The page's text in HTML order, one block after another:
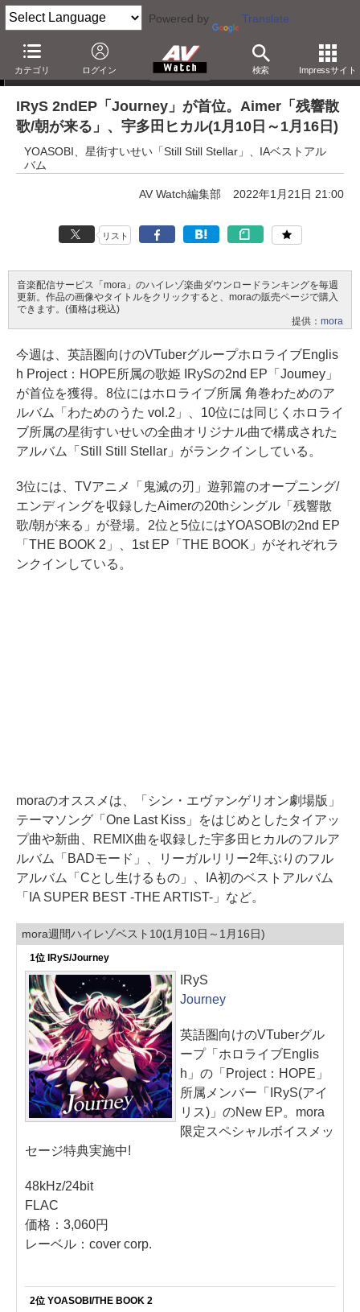
Powered by Translate
カテゴリ ログイン 検索 Impressサイト
mora週間ハイレゾベスト10
IRyS 2ndEP「Journey」が首位。Aimer「残響散
歌/朝が来る」、宇多田ヒカル(1月10日～1月16日)
YOASOBI、星街すいせい「Still Still Stellar」、IAベストアル
バム
AV Watch編集部 2022年1月21日 21:00
リスト
音楽配信サービス「mora」のハイレゾ楽曲ダウンロードランキングを毎週
更新。作品の画像やタイトルをクリックすると、moraの販売ページで購入
できます。(価格は税込)
提供：mora
今週は、英語圏向けのVTuberグループホロライブEnglis
h Project：HOPE所属の歌姫 IRySの2nd EP「Journey」
が首位を獲得。8位にはホロライブ所属 角巻わためのア
ルバム「わためのうた vol.2」、10位には同じくホロライ
ブ所属の星街すいせいの全曲オリジナル曲で構成された
アルバム「Still Still Stellar」がランクインしている。
3位には、TVアニメ「鬼滅の刃」遊郭篇のオープニング/
エンディングを収録したAimerの20thシングル「残響散
歌/朝が来る」が登場。2位と5位にはYOASOBIの2nd EP
「THE BOOK 2」、1st EP「THE BOOK」がそれぞれラ
ンクインしている。
moraのオススメは、「シン・エヴァンゲリオン劇場版」
テーマソング「One Last Kiss」をはじめとしたタイアッ
プ曲や新曲、REMIX曲を収録した宇多田ヒカルのフルア
ルバム「BADモード」、リーガルリリー2年ぶりのフル
アルバム「Cとし生けるもの」、IA初のベストアルバム
「IA SUPER BEST -THE ARTIST-」など。
mora週間ハイレゾベスト10(1月10日～1月16日)
1位 IRyS/Journey
IRyS
Journey
英語圏向けのVTuberグル
ープ「ホロライブEnglis
h」の「Project：HOPE」
所属メンバー「IRyS(アイ
リス)」のNew EP。mora
限定スペシャルボイスメッ
セージ特典実施中!
48kHz/24bit
FLAC
価格：3,060円
レーベル：cover corp.
2位 YOASOBI/THE BOOK 2